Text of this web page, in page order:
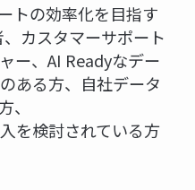
トの効率化を目指す
カスタマーサポート
ー、AI Readyなデー
ある方、自社データ
を検討されている方